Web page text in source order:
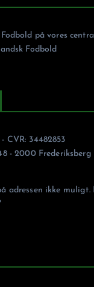
på vores
Fodbold
CVR: 34482853
- 2000 Frederiksberg
adressen ikke